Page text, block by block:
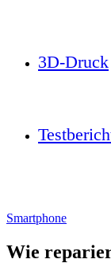
3D-Druck
Smartphone
Wie